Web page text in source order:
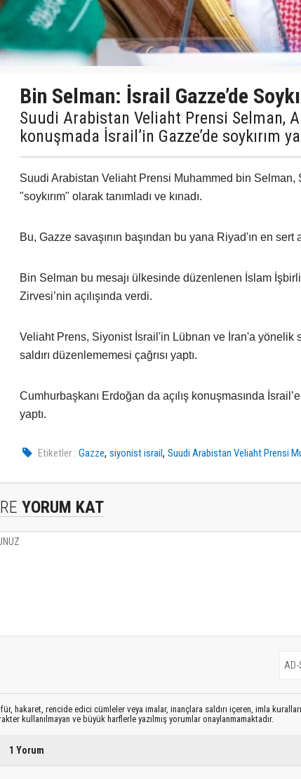
Bin Selman: İsrail Gazze’de
Suudi Arabistan Veliaht Prensi Selman,
konuşmada İsrail’in Gazze’de soykırım
Suudi Arabistan Veliaht Prensi Muhammed bin
"soykırım" olarak tanımladı ve kınadı.
Bu, Gazze savaşının başından bu yana Riyad'ın en
Bin Selman bu mesajı ülkesinde düzenlenen İslam
Zirvesi’nin açılışında verdi.
Veliaht Prens, Siyonist İsrail'in Lübnan ve İran'a yönelik
saldırı düzenlememesi çağrısı yaptı.
Cumhurbaşkanı Erdoğan da açılış konuşmasında
yaptı.
Etiketler : Gazze,siyonist israil,Suudi Arabistan Veliaht Prensi
YORUM KAT
hakaret, rencide edici cümleler veya imalar, inançlara saldırı içeren, imla kuralları
kullanılmayan ve büyük harflerle yazılmış yorumlar onaylanmamaktadır.
1 Yorum